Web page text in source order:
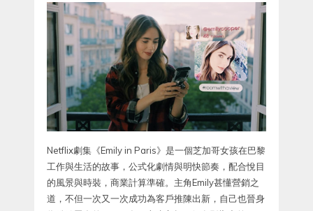
Netflix劇集《Emily in Paris》是一個芝加哥女孩在巴黎
工作與生活的故事，公式化劇情與明快節奏，配合悅目
的風景與時裝，商業計算準確。主角Emily甚懂營銷之
道，不但一次又一次成功為客戶推陳出新，自己也晉身